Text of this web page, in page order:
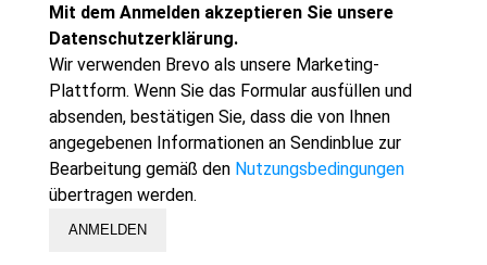
Mit dem Anmelden akzeptieren Sie unsere
Datenschutzerklärung.
Wir verwenden Brevo als unsere Marketing-
Plattform. Wenn Sie das Formular ausfüllen und
absenden, bestätigen Sie, dass die von Ihnen
angegebenen Informationen an Sendinblue zur
Bearbeitung gemäß den Nutzungsbedingungen
übertragen werden.
ANMELDEN